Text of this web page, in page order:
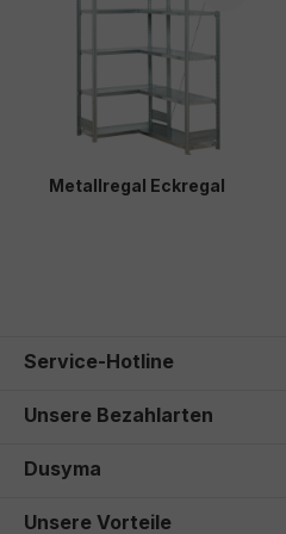
Metallregal Eckregal
Service-Hotline
Unsere Bezahlarten
Dusyma
Unsere Vorteile